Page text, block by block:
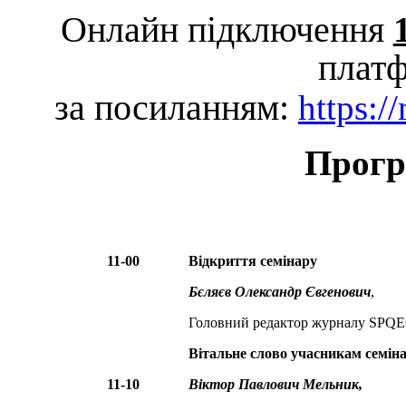
Онлайн підключення
за посиланням: https://
11-00
Відкриття семінару
Бєляєв Олександр Євгенович,
Головний редактор журналу
Вітальне слово учасникам
11-10
Віктор Павлович Мельник,